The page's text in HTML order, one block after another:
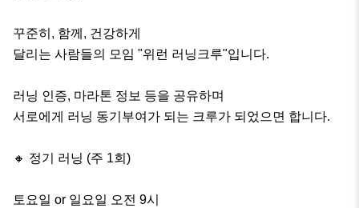
꾸준히, 함께, 건강하게
달리는 사람들의 모임 "위런 러닝크루"입니다.
러닝 인증, 마라톤 정보 등을 공유하며
서로에게 러닝 동기부여가 되는 크루가 되었으면 합니다.
🔸 정기 러닝 (주 1회)
토요일 or 일요일 오전 9시